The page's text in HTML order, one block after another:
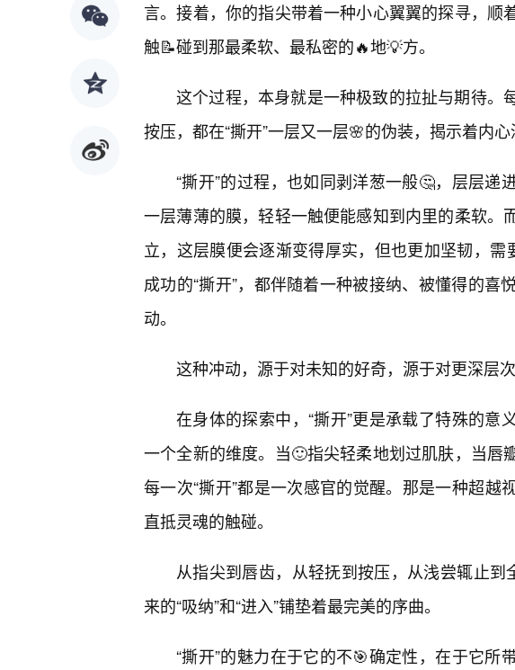
言。接着，你的指尖带着一种小心翼翼的探寻，顺
触📝碰到那最柔软、最私密的🔥地💡方。
这个过程，本身就是一种极致的拉扯与期待。
按压，都在“撕开”一层又一层🌸的伪装，揭示着内心
“撕开”的过程，也如同剥洋葱一般🤔，层层递
一层薄薄的膜，轻轻一触便能感知到内里的柔软。
立，这层膜便会逐渐变得厚实，但也更加坚韧，需
成功的“撕开”，都伴随着一种被接纳、被懂得的喜
动。
这种冲动，源于对未知的好奇，源于对更深层次
在身体的探索中，“撕开”更是承载了特殊的意
一个全新的维度。当🙂指尖轻柔地划过肌肤，当唇
每一次“撕开”都是一次感官的觉醒。那是一种超越
直抵灵魂的触碰。
从指尖到唇齿，从轻抚到按压，从浅尝辄止到
来的“吸纳”和“进入”铺垫着最完美的序曲。
“撕开”的魅力在于它的不🎯确定性，在于它所